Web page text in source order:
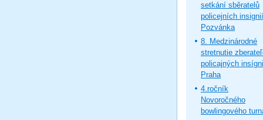
setkání sběratelů
policejních
Pozvánka
8. Medzinárodné
stretnutie
policajných
Praha
4.ročník
Novoročného
bowlingového